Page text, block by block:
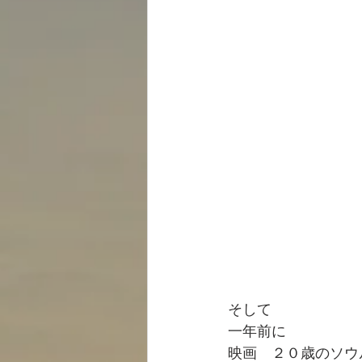
そして
一年前に
映画　２０歳のソ